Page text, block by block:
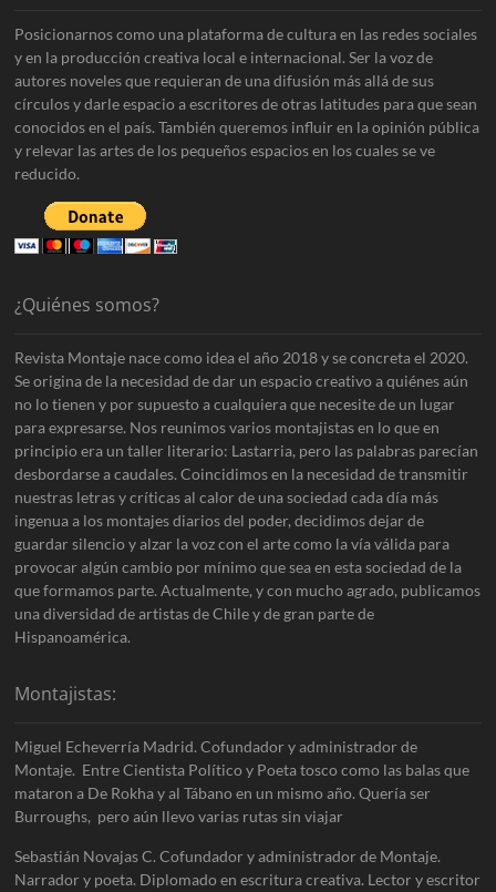
Posicionarnos como una plataforma de cultura en las redes sociales
y en la producción creativa local e internacional. Ser la voz de
autores noveles que requieran de una difusión más allá de sus
círculos y darle espacio a escritores de otras latitudes para que sean
conocidos en el país. También queremos influir en la opinión pública
y relevar las artes de los pequeños espacios en los cuales se ve
reducido.
¿Quiénes somos?
Revista Montaje nace como idea el año 2018 y se concreta el 2020.
Se origina de la necesidad de dar un espacio creativo a quiénes aún
no lo tienen y por supuesto a cualquiera que necesite de un lugar
para expresarse. Nos reunimos varios montajistas en lo que en
principio era un taller literario: Lastarria, pero las palabras parecían
desbordarse a caudales. Coincidimos en la necesidad de transmitir
nuestras letras y críticas al calor de una sociedad cada día más
ingenua a los montajes diarios del poder, decidimos dejar de
guardar silencio y alzar la voz con el arte como la vía válida para
provocar algún cambio por mínimo que sea en esta sociedad de la
que formamos parte. Actualmente, y con mucho agrado, publicamos
una diversidad de artistas de Chile y de gran parte de
Hispanoamérica.
Montajistas:
Miguel Echeverría Madrid. Cofundador y administrador de
Montaje. Entre Cientista Político y Poeta tosco como las balas que
mataron a De Rokha y al Tábano en un mismo año. Quería ser
Burroughs, pero aún llevo varias rutas sin viajar
Sebastián Novajas C. Cofundador y administrador de Montaje.
Narrador y poeta. Diplomado en escritura creativa. Lector y escritor